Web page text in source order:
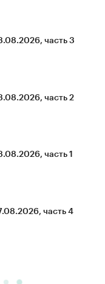
часть 3
часть 2
часть 1
часть 4